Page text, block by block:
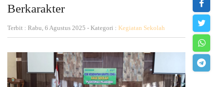
Berkarakter
Terbit : Rabu, 6 Agustus 2025 - Kategori : Kegiatan Sekolah